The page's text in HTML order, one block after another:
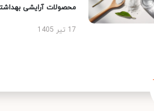
محصولات آرایشی بهداشتی
17 تیر 1405